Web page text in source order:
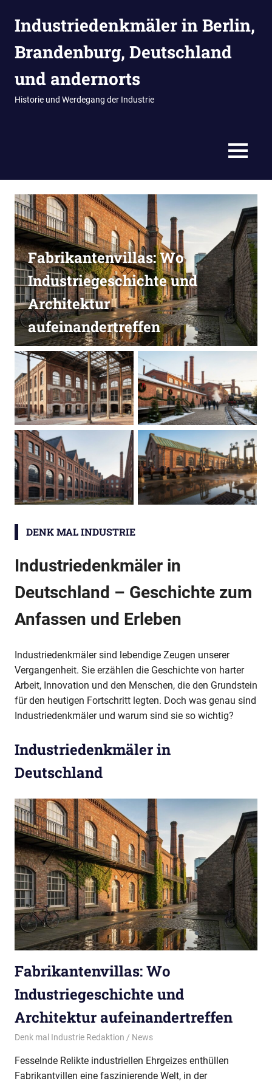
InhaltIndustriedenkmäler in Berlin,
Brandenburg, Deutschland
und andernorts
Historie und Werdegang der Industrie
MENÜ
Fabrikantenvillas: Wo
Industriegeschichte und
Architektur
aufeinandertreffen
DENK MAL INDUSTRIE
Industriedenkmäler in
Deutschland – Geschichte zum
Anfassen und Erleben
Industriedenkmäler sind lebendige Zeugen unserer
Vergangenheit. Sie erzählen die Geschichte von harter
Arbeit, Innovation und den Menschen, die den Grundstein
für den heutigen Fortschritt legten. Doch was genau sind
Industriedenkmäler und warum sind sie so wichtig?
Industriedenkmäler in
Deutschland
Fabrikantenvillas: Wo
Industriegeschichte und
Architektur aufeinandertreffen
06/08/2026
Denk mal Industrie Redaktion News
Fesselnde Relikte industriellen Ehrgeizes enthüllen
Fabrikantvillen eine faszinierende Welt, in der